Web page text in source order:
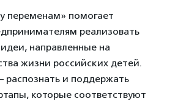
переменам» помогает
реализовать
направленные на
жизни российских детей.
и поддержать
которые соответствуют